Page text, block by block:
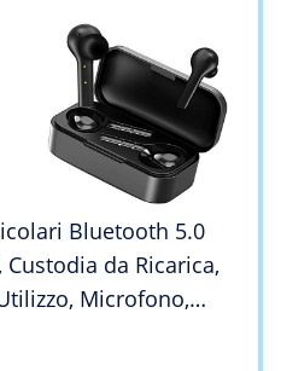
Bluetooth 5.0
da Ricarica,
Microfono,